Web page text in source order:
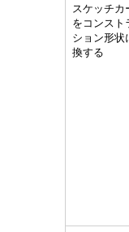
スケッチカ
をコンスト
ション形状
換する